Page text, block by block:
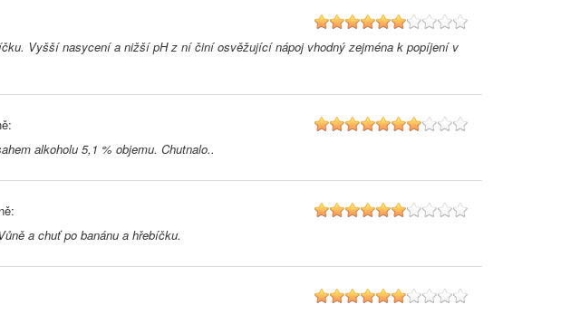
Vyšší nasycení a nižší pH z ní činí osvěžující nápoj vhodný zejména k popíjení v
6
alkoholu 5,1 % objemu. Chutnalo..
7
a chuť po banánu a hřebíčku.
6
6